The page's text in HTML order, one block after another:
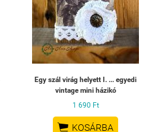
Egy szál virág helyett I. ... egyedi
vintage mini házikó
1 690 Ft
 KOSÁRBA